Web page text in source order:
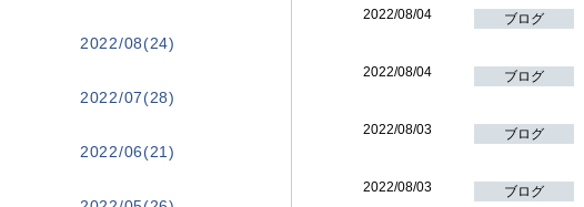
2022/08(24)
2022/07(28)
2022/06(21)
2022/08/04 ブログ
2022/08/04 ブログ
2022/08/03 ブログ
2022/08/03 ブログ